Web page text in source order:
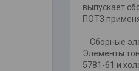
выпускает
ПОТ3
Сборные
Элементы
5781-61 и